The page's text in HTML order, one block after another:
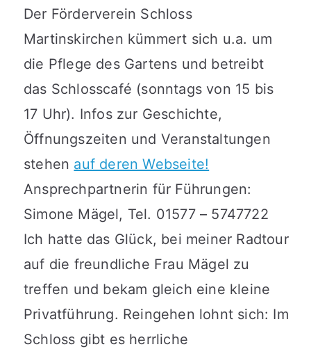
Der Förderverein Schloss
Martinskirchen kümmert sich u.a. um
die Pflege des Gartens und betreibt
das Schlosscafé (sonntags von 15 bis
17 Uhr). Infos zur Geschichte,
Öffnungszeiten und Veranstaltungen
stehen auf deren Webseite!
Ansprechpartnerin für Führungen:
Simone Mägel, Tel. 01577 – 5747722
Ich hatte das Glück, bei meiner Radtour
auf die freundliche Frau Mägel zu
treffen und bekam gleich eine kleine
Privatführung. Reingehen lohnt sich: Im
Schloss gibt es herrliche